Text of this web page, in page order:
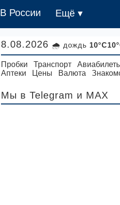
В России Ещё ▾
8.08.2026 🌧 дождь
Пробки Транспорт
Аптеки
Цены Валюта
Мы в Telegram и MAX